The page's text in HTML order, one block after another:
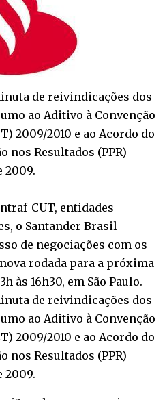
de reivindicações dos
ao Aditivo à Convenção
2009/2010 e ao Acordo do
nos Resultados (PPR)
2009.
CUT, entidades
o Santander Brasil
de negociações com os
rodada para a próxima
às 16h30, em São Paulo.
de reivindicações dos
ao Aditivo à Convenção
2009/2010 e ao Acordo do
nos Resultados (PPR)
2009.